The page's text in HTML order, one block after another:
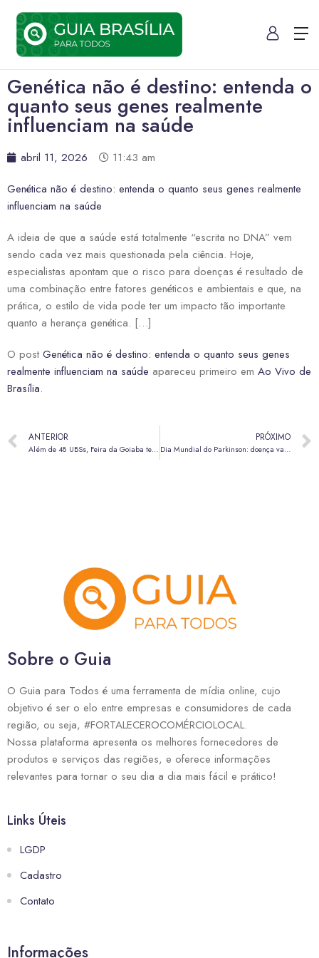
Genética não é destino: entenda o
quanto seus genes realmente
influenciam na saúde
abril 11, 2026
11:43 am
Genética não é destino: entenda o quanto seus genes realmente
influenciam na saúde
A ideia de que a saúde está totalmente “escrita no DNA” vem
sendo cada vez mais questionada pela ciência. Hoje,
especialistas apontam que o risco para doenças é resultado de
uma combinação entre fatores genéticos e ambientais e que, na
prática, o estilo de vida pode ter um impacto tão importante
quanto a herança genética. […]
O post Genética não é destino: entenda o quanto seus genes
realmente influenciam na saúde apareceu primeiro em Ao Vivo de
Brasília.
ANTERIOR
Além de 48 UBSs, Feira da Goiaba terá vacinação neste sábado (11); Carro da Vacina estará no Itapoã
PRÓXIMO
Dia Mundial do Parkinson: doença vai além dos tremores; veja outros sintomas comuns
Sobre o Guia
O Guia para Todos é uma ferramenta de mídia online, cujo
objetivo é ser o elo entre empresas e consumidores de cada
região, ou seja, #FORTALECEROCOMÉRCIOLOCAL.
Nossa plataforma apresenta os melhores fornecedores de
produtos e serviços das regiões, e oferece informações
relevantes para tornar o seu dia a dia mais fácil e prático!
Links Úteis
LGDP
Cadastro
Contato
Informações